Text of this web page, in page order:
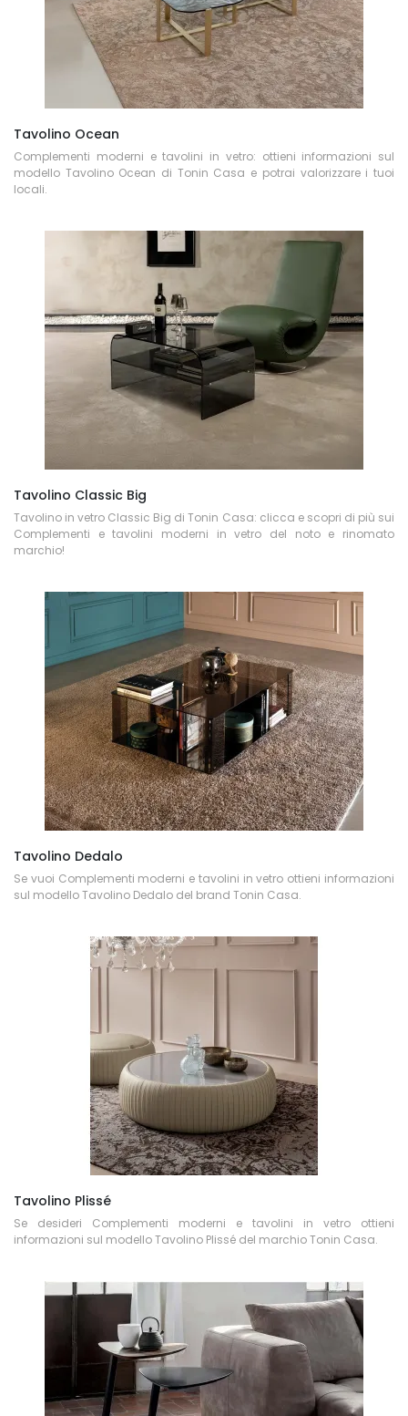
Tavolino Ocean
Complementi moderni e tavolini in vetro: ottieni informazioni sul
modello Tavolino Ocean di Tonin Casa e potrai valorizzare i tuoi
locali.
Tavolino Classic Big
Tavolino in vetro Classic Big di Tonin Casa: clicca e scopri di più sui
Complementi e tavolini moderni in vetro del noto e rinomato
marchio!
Tavolino Dedalo
Se vuoi Complementi moderni e tavolini in vetro ottieni informazioni
sul modello Tavolino Dedalo del brand Tonin Casa.
Tavolino Plissé
Se desideri Complementi moderni e tavolini in vetro ottieni
informazioni sul modello Tavolino Plissé del marchio Tonin Casa.